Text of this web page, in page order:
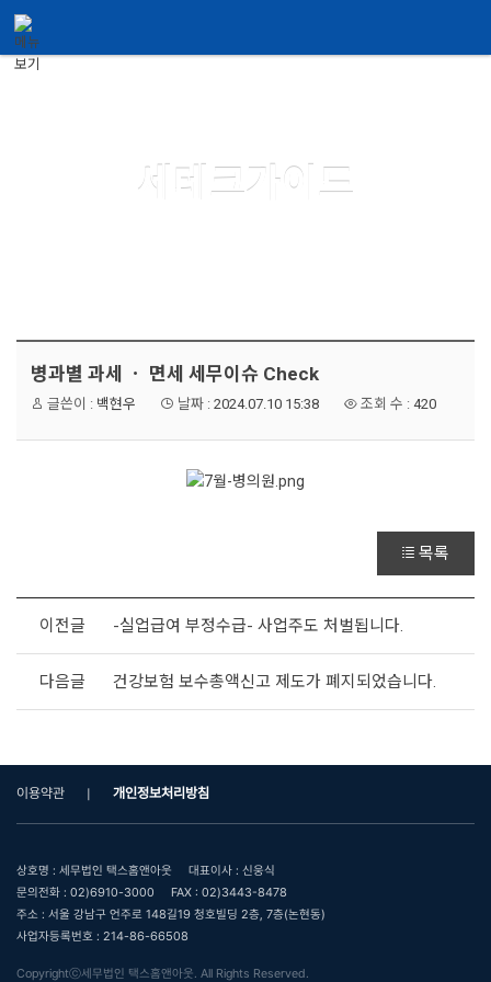
세테크가이드
병과별 과세 ㆍ 면세 세무이슈 Check
글쓴이 : 백현우 날짜 : 2024.07.10 15:38 조회 수 : 420
목록
이전글 -실업급여 부정수급- 사업주도 처벌됩니다.
다음글 건강보험 보수총액신고 제도가 폐지되었습니다.
이용약관 개인정보처리방침
상호명 : 세무법인 택스홈앤아웃
대표이사 : 신웅식
문의전화 : 02)6910-3000
FAX : 02)3443-8478
주소 : 서울 강남구 언주로 148길19 청호빌딩 2층, 7층(논현동)
사업자등록번호 : 214-86-66508
Copyrightⓒ세무법인 택스홈앤아웃. All Rights Reserved.